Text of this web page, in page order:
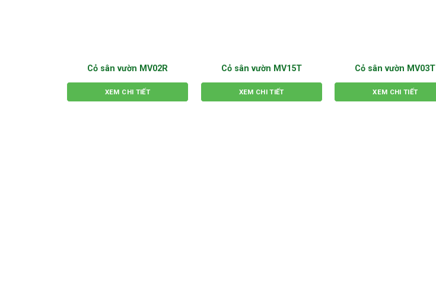
Cỏ sân vườn MV02R
XEM CHI TIẾT
Cỏ sân vườn MV15T
XEM CHI TIẾT
Cỏ sân vườn MV03T
XEM CHI TIẾT